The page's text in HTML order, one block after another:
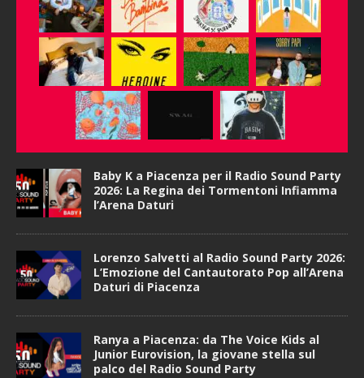
Baby K a Piacenza per il Radio Sound Party
2026: La Regina dei Tormentoni Infiamma
l’Arena Daturi
Lorenzo Salvetti al Radio Sound Party 2026:
L’Emozione del Cantautorato Pop all’Arena
Daturi di Piacenza
Ranya a Piacenza: da The Voice Kids al
Junior Eurovision, la giovane stella sul
palco del Radio Sound Party